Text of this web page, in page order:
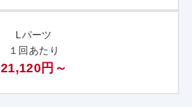
Lパーツ
１回あたり
21,120円～